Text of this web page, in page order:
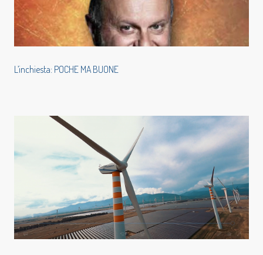
L’inchiesta: POCHE MA BUONE